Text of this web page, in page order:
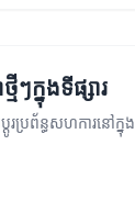
មីៗក្នុងទីផ្សារ
រប្រព័ន្ធសហការនៅក្នុង